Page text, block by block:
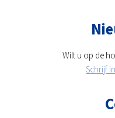
Wilt u op de
Schrijf